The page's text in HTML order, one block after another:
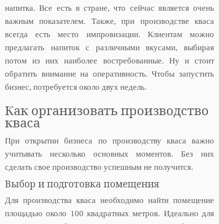
напитка. Все есть в стране, что сейчас является очень
важным показателем. Также, при производстве кваса
всегда есть место импровизации. Клиентам можно
предлагать напиток с различными вкусами, выбирая
потом из них наиболее востребованные. Ну и стоит
обратить внимание на оперативность. Чтобы запустить
бизнес, потребуется около двух недель.
Как организовать производство
кваса
При открытии бизнеса по производству кваса важно
учитывать несколько основных моментов. Без них
сделать свое производство успешным не получится.
Выбор и подготовка помещения
Для производства кваса необходимо найти помещение
площадью около 100 квадратных метров. Идеально для